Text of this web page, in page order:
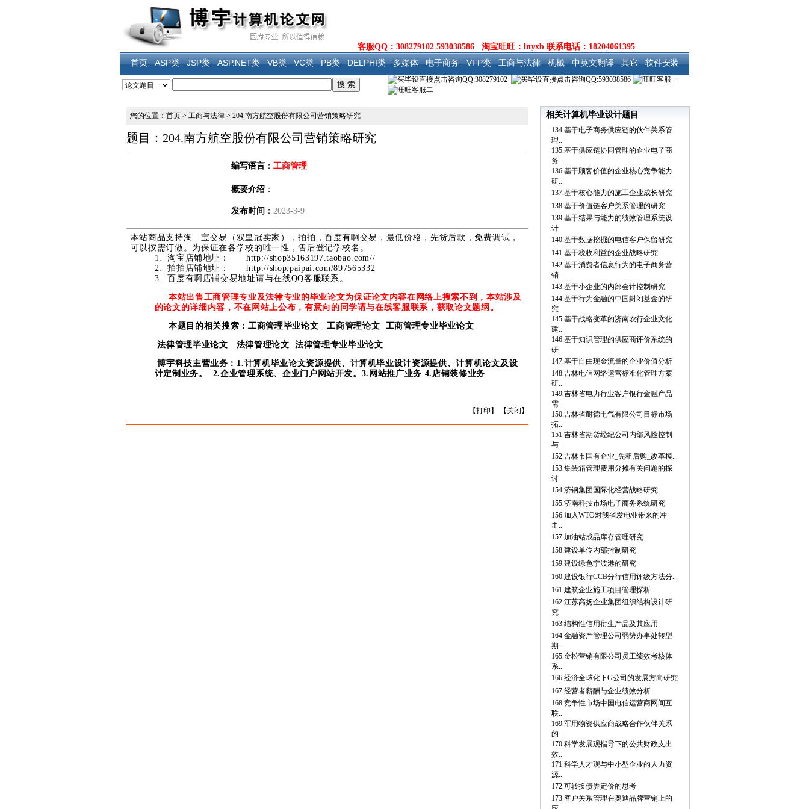
客服QQ：308279102 593038586 淘宝旺旺：lnyxb 联系电话：18204061395
首页 ASP类 JSP类 ASP.NET类 VB类 VC类 PB类 DELPHI类 多媒体 电子商务 VFP类 工商与法律 机械 中英文翻译 其它 软件安装
您的位置：首页> 工商与法律> 204.南方航空股份有限公司营销策略研究
题目：204.南方航空股份有限公司营销策略研究
编写语言： 工商管理
概要介绍：
发布时间 ： 2023-3-9
本站商品支持淘—宝交易（双皇冠卖家），拍拍，百度有啊交易，最低价格，先货后款，免费调试，
可以按需订做。为保证在各学校的唯一性，售后登记学校名。
1. 淘宝店铺地址： http://shop35163197.taobao.com//
2. 拍拍店铺地址： http://shop.paipai.com/897565332
3. 百度有啊店铺交易地址请与在线QQ客服联系。
本站出售工商管理专业及法律专业的毕业论文为保证论文内容在网络上搜索不到，本站涉及
的论文的详细内容，不在网站上公布，有意向的同学请与在线客服联系，获取论文题纲。
本题目的相关搜索：工商管理毕业论文 工商管理论文 工商管理专业毕业论文
法律管理毕业论文 法律管理论文 法律管理专业毕业论文
博宇科技主营业务：1.计算机毕业论文资源提供、计算机毕业设计资源提供、计算机论文及设
计定制业务。 2.企业管理系统、企业门户网站开发。3.网站推广业务 4.店铺装修业务
【打印 】 【 关闭 】
相关计算机毕业设计题目
134.基于电子商务供应链的伙伴关系管
理...
135.基于供应链协同管理的企业电子商
务...
136.基于顾客价值的企业核心竞争能力
研...
137.基于核心能力的施工企业成长研究
138.基于价值链客户关系管理的研究
139.基于结果与能力的绩效管理系统设
计
140.基于数据挖掘的电信客户保留研究
141.基于税收利益的企业战略研究
142.基于消费者信息行为的电子商务营
销...
143.基于小企业的内部会计控制研究
144.基于行为金融的中国封闭基金的研
究
145.基于战略变革的济南农行企业文化
建...
146.基于知识管理的供应商评价系统的
研...
147.基于自由现金流量的企业价值分析
148.吉林电信网络运营标准化管理方案
研...
149.吉林省电力行业客户银行金融产品
需...
150.吉林省耐德电气有限公司目标市场
拓...
151.吉林省期货经纪公司内部风险控制
与...
152.吉林市国有企业_先租后购_改革模...
153.集装箱管理费用分摊有关问题的探
讨
154.济钢集团国际化经营战略研究
155.济南科技市场电子商务系统研究
156.加入WTO对我省发电业带来的冲
击...
157.加油站成品库存管理研究
158.建设单位内部控制研究
159.建设绿色宁波港的研究
160.建设银行CCB分行信用评级方法分...
161.建筑企业施工项目管理探析
162.江苏高扬企业集团组织结构设计研
究
163.结构性信用衍生产品及其应用
164.金融资产管理公司弱势办事处转型
期...
165.金松营销有限公司员工绩效考核体
系...
166.经济全球化下G公司的发展方向研究
167.经营者薪酬与企业绩效分析
168.竞争性市场中国电信运营商网间互
联...
169.军用物资供应商战略合作伙伴关系
的...
170.科学发展观指导下的公共财政支出
效...
171.科学人才观与中小型企业的人力资
源...
172.可转换债券定价的思考
173.客户关系管理在奥迪品牌营销上的